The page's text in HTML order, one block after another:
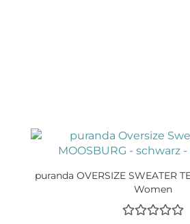
puranda OVERSIZE SWEATER
Women